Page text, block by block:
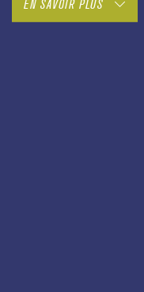
EN SAVOIR PLUS